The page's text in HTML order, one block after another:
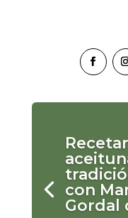
con
Gordal